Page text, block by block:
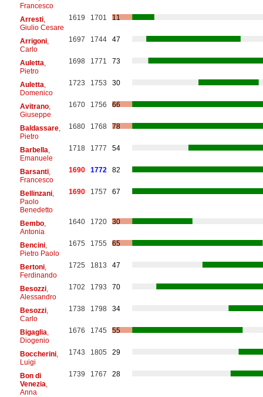
Francesco
Arresti,
Giulio Cesare
1619 1701 11
Arrigoni,
Carlo
1697 1744 47
Auletta
Pietro
1698 1771 73
Auletta
Domenico
1723 1753 30
Avitrano,
Giuseppe
1670 1756 66
Baldassare,
Pietro
1680 1768 78
Barbella
Emanuele
1718 1777 54
Barsanti,
Francesco
1690 1772 82
Bellinzani,
Paolo
Benedetto
1690 1757 67
Bembo,
Antonia
1640 1720 30
Bencini,
Pietro Paolo
1675 1755 65
Bertoni,
Ferdinando
1725 1813 47
Besozzi,
Alessandro
1702 1793 70
Besozzi,
Carlo
1738 1798 34
Bigaglia
Diogenio
1676 1745 55
Boccherini,
Luigi
1743 1805 29
Bon di
Venezia
Anna
1739 1767 28